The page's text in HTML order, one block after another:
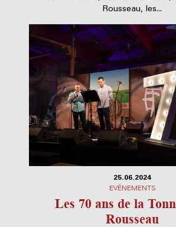
Rousseau, les...
25.06.2024
EVÉNEMENTS
Les 70 ans de la
Rousseau